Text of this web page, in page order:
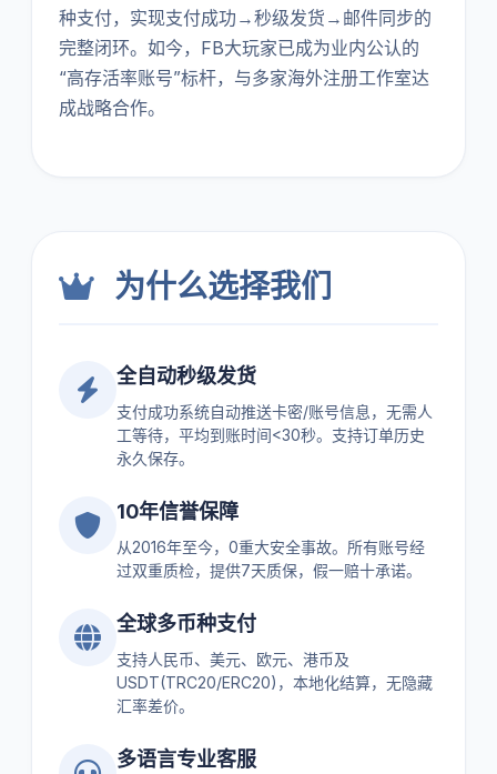
种支付，实现支付成功→秒级发货→邮件同步的
完整闭环。如今，FB大玩家已成为业内公认的
“高存活率账号”标杆，与多家海外注册工作室达
成战略合作。
为什么选择我们
全自动秒级发货
支付成功系统自动推送卡密/账号信息，无需人
工等待，平均到账时间<30秒。支持订单历史
永久保存。
10年信誉保障
从2016年至今，0重大安全事故。所有账号经
过双重质检，提供7天质保，假一赔十承诺。
全球多币种支付
支持人民币、美元、欧元、港币及
USDT(TRC20/ERC20)，本地化结算，无隐藏
汇率差价。
多语言专业客服